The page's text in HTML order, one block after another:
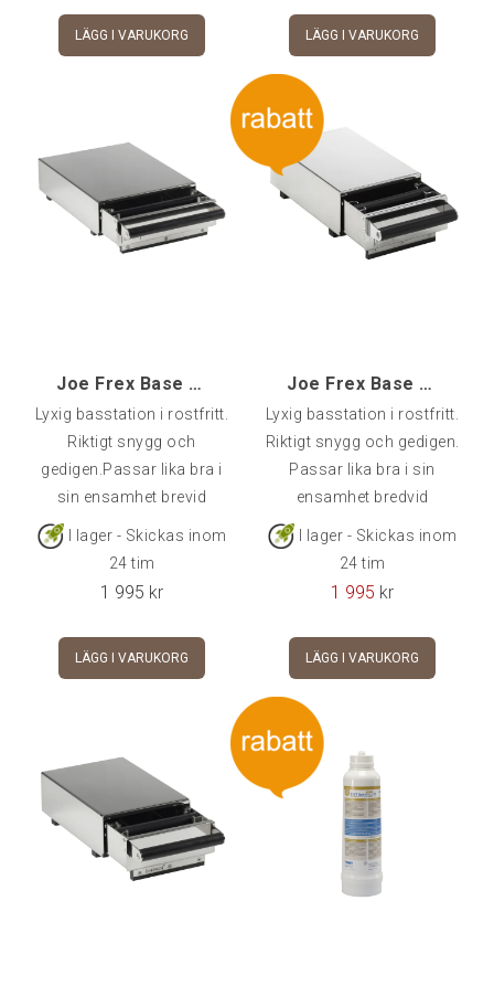
LÄGG I VARUKORG LÄGG I VARUKORG
Joe Frex Base Drawer Exclusive, Large [dxm]
Lyxig basstation i rostfritt.
Riktigt snygg och
gedigen.Passar lika bra i
sin ensamhet brevid
maskinen som med en
I lager - Skickas inom
24 tim
1 995 kr
LÄGG I VARUKORG
Joe Frex Base Drawer Exclusive [dxss]
Lyxig basstation i rostfritt.
Riktigt snygg och gedigen.
Passar lika bra i sin
ensamhet bredvid
maskinen som med en
kvarn ovanpå.20 x 30 x 11
I lager - Skickas inom
24 tim
1 995 kr
LÄGG I VARUKORG